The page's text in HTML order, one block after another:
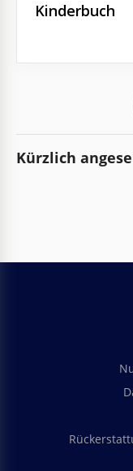
Kinderbuch
Kürzlich